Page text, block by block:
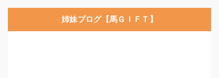
姉妹ブログ【馬ＧＩＦＴ】